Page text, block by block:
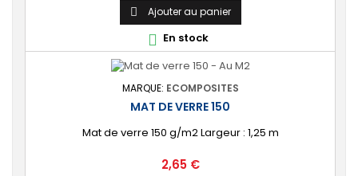
 Ajouter au panier
 En stock
MARQUE: ECOMPOSITES
MAT DE VERRE 150
Mat de verre 150 g/m2 Largeur : 1,25 m
Prix
2,65 €